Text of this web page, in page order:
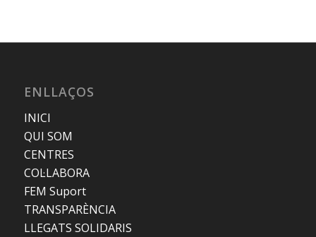
ENLLAÇOS
INICI
QUI SOM
CENTRES
COL·LABORA
FEM Suport
TRANSPARÈNCIA
LLEGATS SOLIDARIS